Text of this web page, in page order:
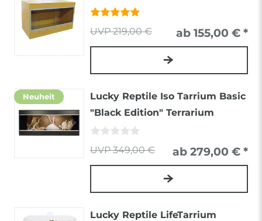
219,00 € ab 155,00 € *
Neuheit
Lucky Reptile Iso Tarrium Basic
"Black Edition" Terrarium
349,00 € ab 279,00 € *
Lucky Reptile LifeTarrium